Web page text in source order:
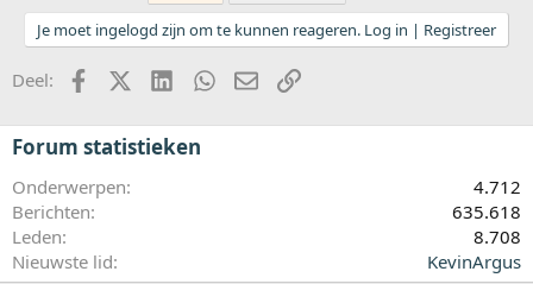
Je moet ingelogd zijn om te kunnen reageren. Log in | Registreer
Deel: FacebookX (Twitter)LinkedInWhatsApp
E-mailkoppeling
Forum statistieken
Onderwerpen
4.712
Berichten
635.618
Leden
8.708
Nieuwste lid
KevinArgus